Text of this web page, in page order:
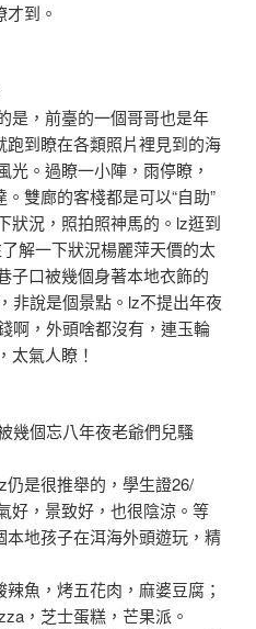
到。
，前臺的一個哥哥也是年
到瞭在各類照片裡見到的海
光。過瞭一小陣，雨停瞭，
雙廊的客棧都是可以“自助”
狀況，照拍照神馬的。lz逛到
解一下狀況楊麗萍天價的太
子口被幾個身著本地衣飾的
非說是個景點。lz不提出年夜
啊，外頭啥都沒有，連玉輪
太氣人瞭！
個忘八年夜老爺們兒騷
是很推舉的，學生證26/
好，景致好，也很陰涼。等
地孩子在洱海外頭遊玩，精
魚，烤五花肉，麻婆豆腐；
，芝士蛋糕，芒果派。